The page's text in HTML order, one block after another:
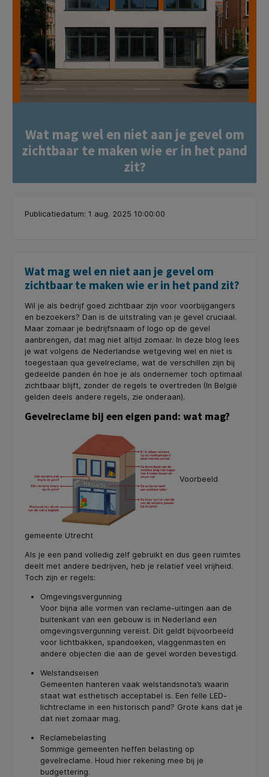
Wat mag wel en niet aan je gevel om
zichtbaar te maken wie er in het pand
zit?
Publicatiedatum: 1 aug. 2025 10:00:00
Wat mag wel en niet aan je gevel om
zichtbaar te maken wie er in het pand zit?
Wil je als bedrijf goed zichtbaar zijn voor voorbijgangers
en bezoekers? Dan is de uitstraling van je gevel cruciaal.
Maar zomaar je bedrijfsnaam of logo op de gevel
aanbrengen, dat mag niet altijd zomaar. In deze blog lees
je wat volgens de Nederlandse wetgeving wel en niet is
toegestaan qua gevelreclame, wat de verschillen zijn bij
gedeelde panden én hoe je als ondernemer toch optimaal
zichtbaar blijft, zonder de regels te overtreden (In België
gelden deels andere regels, zie onderaan).
Gevelreclame bij een eigen pand: wat mag?
Voorbeeld
gemeente Utrecht
Als je een pand volledig zelf gebruikt en dus geen ruimtes
deelt met andere bedrijven, heb je relatief veel vrijheid.
Toch zijn er regels:
Omgevingsvergunning
Voor bijna alle vormen van reclame-uitingen aan de
buitenkant van een gebouw is in Nederland een
omgevingsvergunning vereist. Dit geldt bijvoorbeeld
voor lichtbakken, spandoeken, vlaggenmasten en
andere objecten die aan de gevel worden bevestigd.
Welstandseisen
Gemeenten hanteren vaak welstandsnota’s waarin
staat wat esthetisch acceptabel is. Een felle LED-
lichtreclame in een historisch pand? Grote kans dat je
dat niet zomaar mag.
Reclamebelasting
Sommige gemeenten heffen belasting op
gevelreclame. Houd hier rekening mee bij je
budgettering.